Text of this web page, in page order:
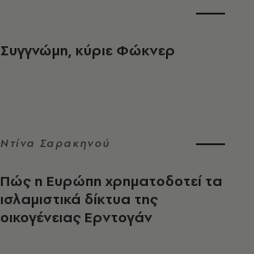
Συγγνώμη, κύριε Φώκνερ
Ντίνα Σαρακηνού
Πώς η Ευρώπη χρηματοδοτεί τα
ισλαμιστικά δίκτυα της
οικογένειας Ερντογάν